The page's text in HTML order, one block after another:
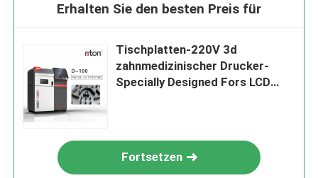
Erhalten Sie den besten Preis für
Tischplatten-220V 3d
zahnmedizinischer Drucker-
Specially Designed Fors LCD
Fortsetzen